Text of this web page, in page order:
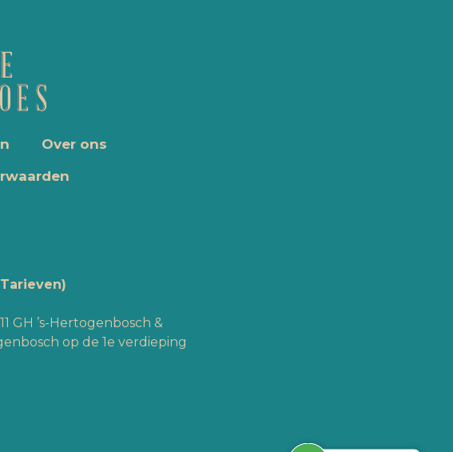
Over ons
GH ’s-Hertogenbosch &
op de 1e verdieping